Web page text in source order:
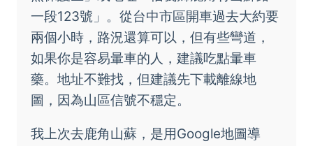
一段123號」。從台中市區開車過去大約要
兩個小時，路況還算可以，但有些彎道，
如果你是容易暈車的人，建議吃點暈車
藥。地址不難找，但建議先下載離線地
圖，因為山區信號不穩定。
我上次去鹿角山蘇，是用Google地圖導